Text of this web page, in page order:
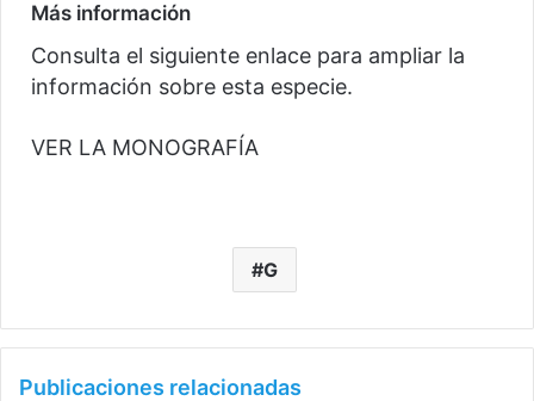
Más información
Consulta el siguiente enlace para ampliar la
información sobre esta especie.
VER LA MONOGRAFÍA
G
Publicaciones relacionadas